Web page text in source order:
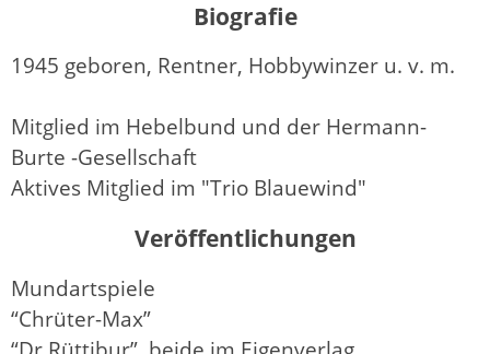
Biografie
1945 geboren, Rentner, Hobbywinzer u. v. m.
Mitglied im Hebelbund und der Hermann-
Burte -Gesellschaft
Aktives Mitglied im "Trio Blauewind"
Veröffentlichungen
Mundartspiele
“Chrüter-Max”